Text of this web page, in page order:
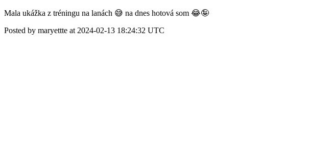
Mala ukážka z tréningu na lanách 😅 na dnes hotová som 😂🤪
Posted by maryettte at 2024-02-13 18:24:32 UTC